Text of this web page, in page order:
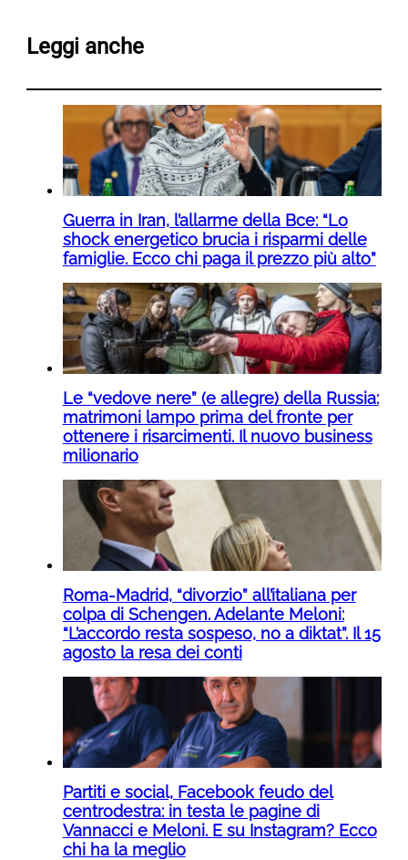
Leggi anche
Guerra in Iran, l’allarme della Bce: “Lo
shock energetico brucia i risparmi delle
famiglie. Ecco chi paga il prezzo più alto”
Le “vedove nere” (e allegre) della Russia:
matrimoni lampo prima del fronte per
ottenere i risarcimenti. Il nuovo business
milionario
Roma-Madrid, “divorzio” all’italiana per
colpa di Schengen. Adelante Meloni:
“L’accordo resta sospeso, no a diktat”. Il 15
agosto la resa dei conti
Partiti e social, Facebook feudo del
centrodestra: in testa le pagine di
Vannacci e Meloni. E su Instagram? Ecco
chi ha la meglio